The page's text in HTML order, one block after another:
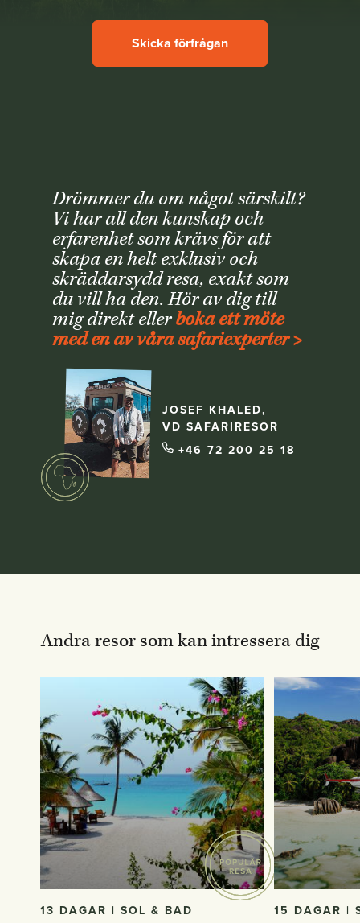
Skicka förfrågan
Drömmer du om något särskilt?
Vi har all den kunskap och
erfarenhet som krävs för att
skapa en helt exklusiv och
skräddarsydd resa, exakt som
du vill ha den. Hör av dig till
mig direkt ellerboka ett möte
med en av våra safariexperter >
JOSEF KHALED,
VD SAFARIRESOR
+46 72 200 25 18
Andra resor som kan intressera dig
13 DAGAR | SOL & BAD 15 DAGAR |